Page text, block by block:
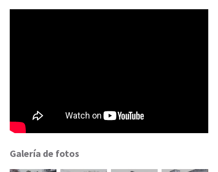
Galería de fotos